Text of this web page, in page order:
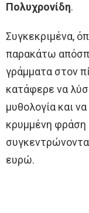
Πολυχρονίδη.
Συγκεκριμένα,
παρακάτω
γράμματα στον
κατάφερε να
μυθολογία και
κρυμμένη
ευρώ.